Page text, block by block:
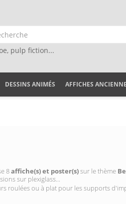
pulp fiction...
DESSINS ANIMÉS AFFICHES
8affiche(s) et poster(s)sur le thème
sur plexiglass...
roulées ou à plat pour les supports